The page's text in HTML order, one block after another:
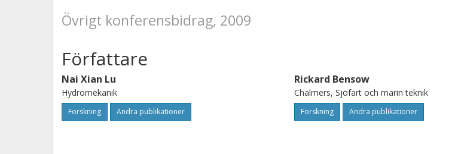
Övrigt konferensbidrag, 2009
Författare
Nai Xian Lu
Hydromekanik
Forskning Andra publikationer
Rickard Bensow
Chalmers, Sjöfart och marin teknik
Forskning Andra publikationer